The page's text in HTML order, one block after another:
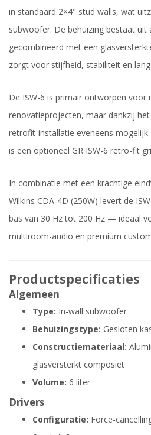
in standaard 2×4" stud walls, wat
subwoofer. De behuizing bestaat uit
gecombineerd met een
zorgt voor stijfheid, stabiliteit en
De ISW-6 is primair ontworpen voor
renovatieprojecten, maar dankzij
retrofit-installatie eveneens
is een optioneel GR ISW-6 retro-fit
In combinatie met een krachtige
Wilkins CDA-4D (250W) levert de
bas van 30 Hz tot 200 Hz — ideaal
multiroom-audio en premium
Productspecificaties
Algemeen
Type: In-wall subwoofer
Behuizingstype: Gesloten
Constructiemateriaal:
glasversterkt composiet
Volume: 6 liter
Drivers
Configuratie: Force-